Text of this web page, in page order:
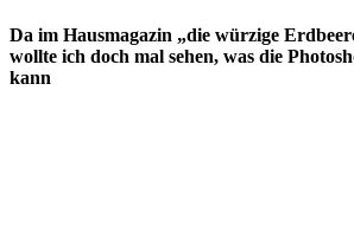
Da im Hausmagazin „die würzige
wollte ich doch mal sehen, was die
kann